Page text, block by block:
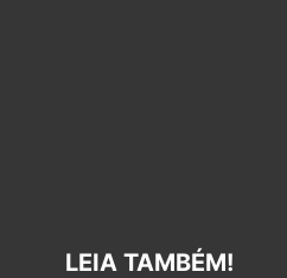
LEIA TAMBÉM!